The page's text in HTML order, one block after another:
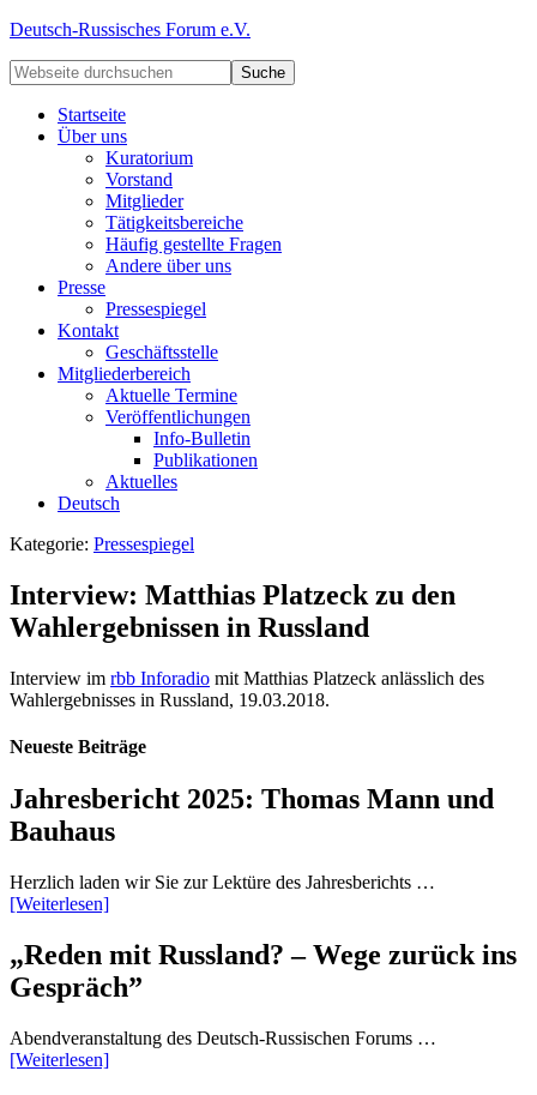
Deutsch-Russisches Forum e.V.
Startseite
Über uns
Kuratorium
Vorstand
Mitglieder
Tätigkeitsbereiche
Häufig gestellte Fragen
Andere über uns
Presse
Pressespiegel
Kontakt
Geschäftsstelle
Mitgliederbereich
Aktuelle Termine
Veröffentlichungen
Info-Bulletin
Publikationen
Aktuelles
Deutsch
Kategorie: Pressespiegel
Interview: Matthias Platzeck zu den
Wahlergebnissen in Russland
Interview im rbb Inforadio mit Matthias Platzeck anlässlich des
Wahlergebnisses in Russland, 19.03.2018.
Neueste Beiträge
Jahresbericht 2025: Thomas Mann und
Bauhaus
Herzlich laden wir Sie zur Lektüre des Jahresberichts …
[Weiterlesen]
„Reden mit Russland? – Wege zurück ins
Gespräch”
Abendveranstaltung des Deutsch-Russischen Forums …
[Weiterlesen]